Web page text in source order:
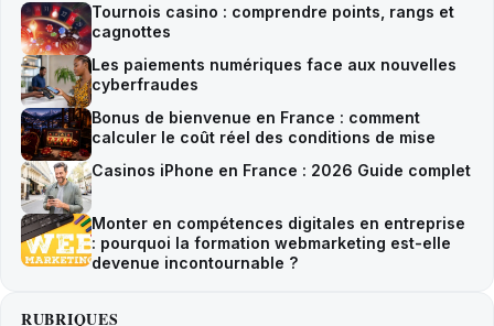
Tournois casino : comprendre points, rangs et
cagnottes
Les paiements numériques face aux nouvelles
cyberfraudes
Bonus de bienvenue en France : comment
calculer le coût réel des conditions de mise
Casinos iPhone en France : 2026 Guide complet
Monter en compétences digitales en entreprise
: pourquoi la formation webmarketing est-elle
devenue incontournable ?
RUBRIQUES